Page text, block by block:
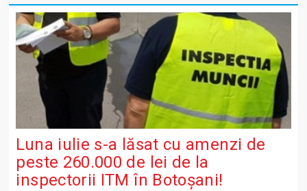
Luna iulie s-a lăsat cu amenzi de
peste 260.000 de lei de la
inspectorii ITM în Botoșani!